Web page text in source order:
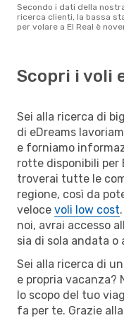
Secondo i dati della nostra
ricerca clienti, la bassa
per volare a El Real è
Scopri i voli
Sei alla ricerca di
di eDreams
e forniamo
rotte disponibili per
troverai tutte le
regione, così da
veloce voli low cost
noi, avrai accesso
sia di sola andata o
Sei alla ricerca di
e propria vacanza?
lo scopo del tuo
fa per te. Grazie